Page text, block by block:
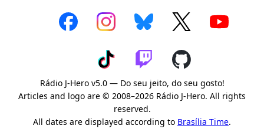
Rádio J-Hero v5.0 — Do seu jeito, do seu gosto!
Articles and logo are © 2008–2026 Rádio J-Hero. All rights
reserved.
All dates are displayed according to Brasília Time.